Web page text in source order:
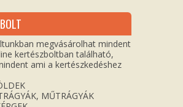
megvásárolhat mindent
kertészboltban található,
ami a kertészkedéshez
MŰTRÁGYÁK